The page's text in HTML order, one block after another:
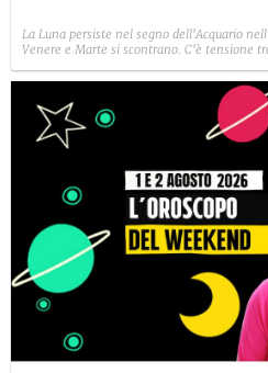
La Luna persiste nel segno dell'Acquario
Venere e Marte si scontrano. C'è tensione